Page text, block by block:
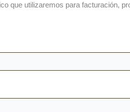
que utilizaremos para facturación,